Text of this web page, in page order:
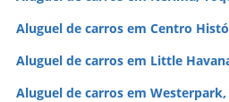
Aluguel de carros em Centro
Aluguel de carros em Little
Aluguel de carros em